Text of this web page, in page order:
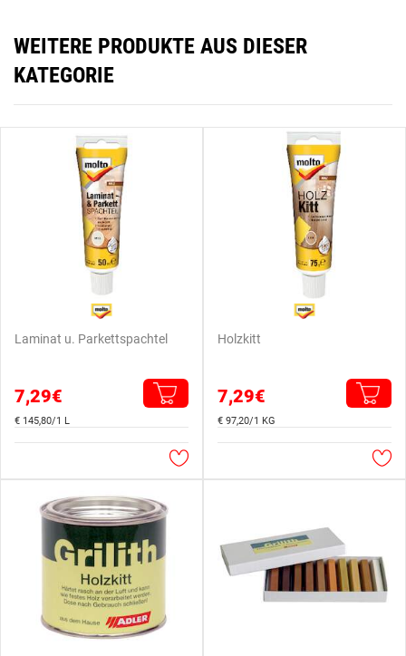
WEITERE PRODUKTE AUS DIESER
KATEGORIE
Laminat u. Parkettspachtel
7,29€
€ 145,80/1 L
Holzkitt
7,29€
€ 97,20/1 KG